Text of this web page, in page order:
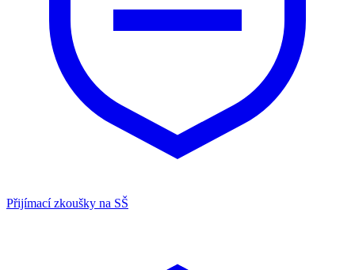
Přijímací zkoušky na SŠ